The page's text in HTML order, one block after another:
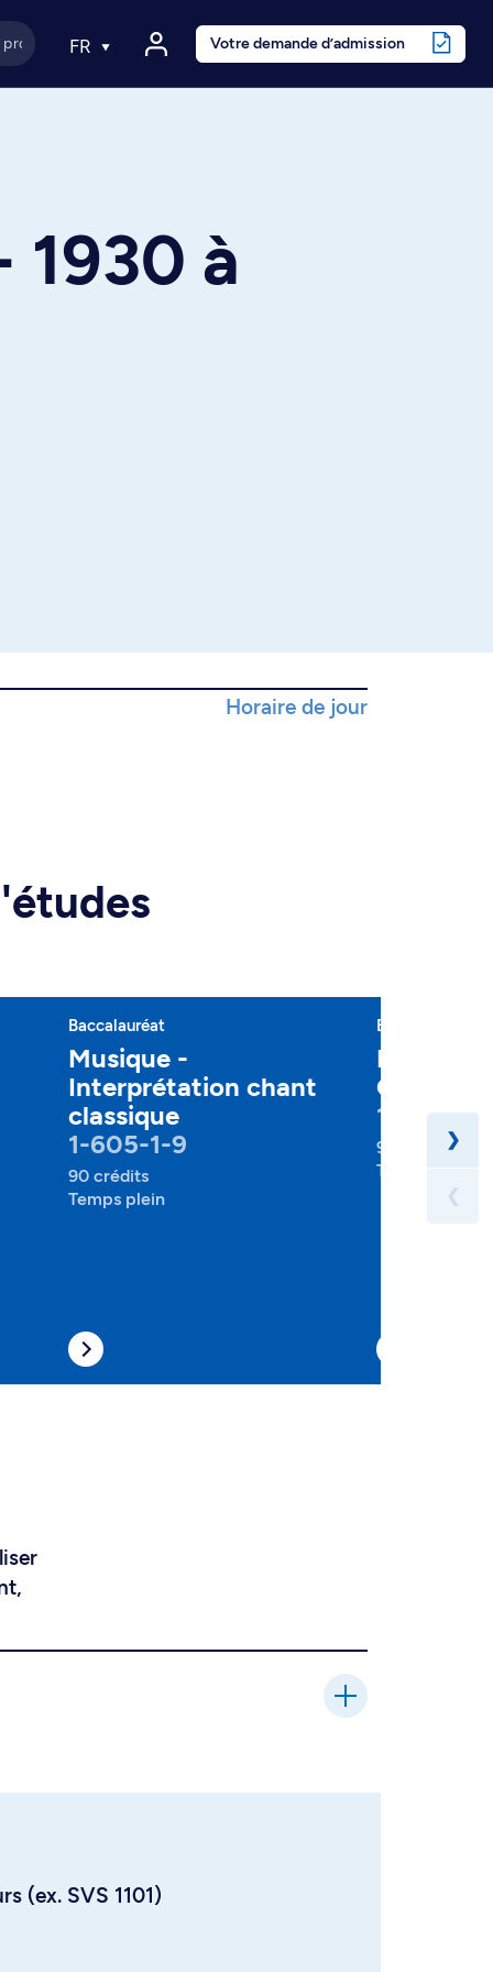
FR Votre demande d’admission
1930 à
Horaire de jour
Baccalauréat
Musique -
Interprétation chant
classique
1-605-1-9
90 crédits
Temps plein
Baccalauréat
Musique
1-610-1-0
90 crédits
Temps plein
❯
❮
(ex. SVS 1101)